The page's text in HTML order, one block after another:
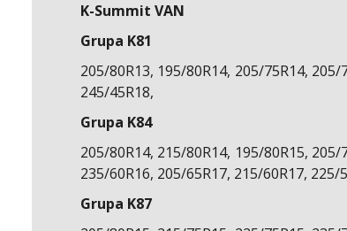
K-Summit VAN
Grupa K81
205/80R13, 195/80R14, 205/75R14,
245/45R18,
Grupa K84
205/80R14, 215/80R14, 195/80R15,
235/60R16, 205/65R17, 215/60R17,
Grupa K87